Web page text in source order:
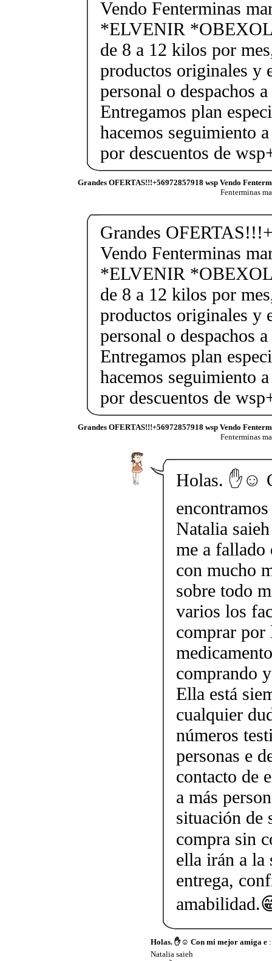
Vendo Fenterminas
*ELVENIR
de 8 a 12 kilos por
productos originales y
personal o despachos
Entregamos plan
hacemos seguimiento
por descuentos de
Grandes OFERTAS!!!+56972857918 wsp Vendo
Fenterminas
Grandes
Vendo Fenterminas
*ELVENIR
de 8 a 12 kilos por
productos originales y
personal o despachos
Entregamos plan
hacemos seguimiento
por descuentos de
Grandes OFERTAS!!!+56972857918 wsp Vendo
Fenterminas
Holas. ✋☺️
Natalia
me a fallado
con mucho
sobre todo
varios los
comprar por
comprando
Ella está
cualquier
números
personas e
contacto de
a más
situación de
compra sin
ella irán a la
entrega,
Holas. ✋☺️ Con mi mejor amiga e
Natalia saieh